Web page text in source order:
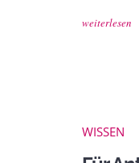
weiterlesen
WISSEN